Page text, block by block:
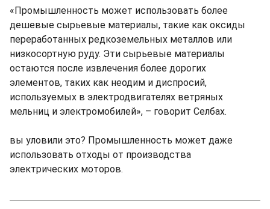
«Промышленность может использовать более
дешевые сырьевые материалы, такие как оксиды
переработанных редкоземельных металлов или
низкосортную руду. Эти сырьевые материалы
остаются после извлечения более дорогих
элементов, таких как неодим и диспросий,
используемых в электродвигателях ветряных
мельниц и электромобилей», – говорит Селбах.
вы уловили это? Промышленность может даже
использовать отходы от производства
электрических моторов.